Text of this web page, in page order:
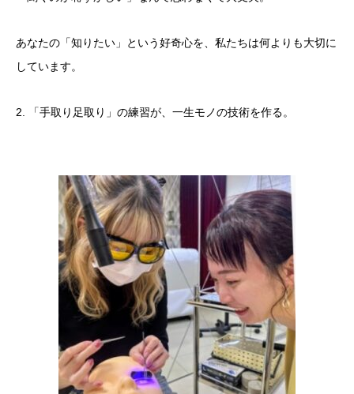
あなたの「知りたい」という好奇心を、私たちは何よりも大切に
しています。
​2. 「手取り足取り」の練習が、一生モノの技術を作る。